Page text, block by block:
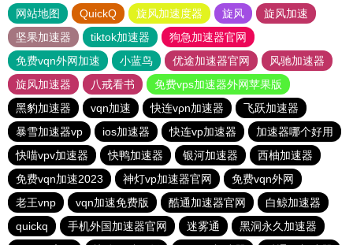
网站地图 QuickQ 旋风加速度器 旋风
旋风加速
坚果加速器
tiktok加速器
狗急加速器官网
免费vqn外网加速
小蓝鸟 优途加速器官网
风驰加速器
旋风加速器
八戒看书
免费vps加速器外网苹果版
黑豹加速器
vqn加速 快连vρn加速器
飞跃加速器
暴雪加速器vp
ios加速器 快连vp加速器
加速器哪个好用
快喵vpv加速器
快鸭加速器 银河加速器
西柚加速器
免费vqn加速2023
神灯vp加速器官网
免费vqn外网
老王vnp
vqn加速免费版 酷通加速器官网
白鲸加速器
quickq
手机外国加速器官网 迷雾通
黑洞永久加速器